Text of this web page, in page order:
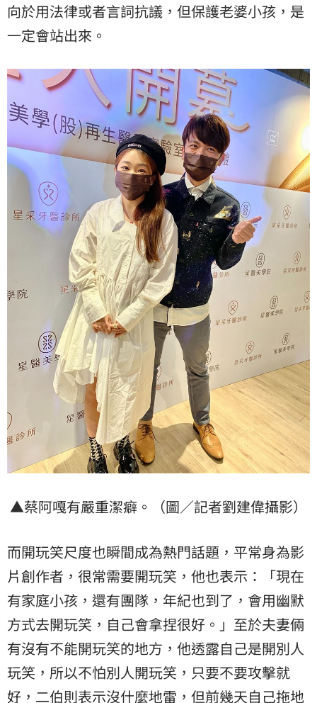
向於用法律或者言詞抗議，但保護老婆小孩，是
一定會站出來。
▲蔡阿嘎有嚴重潔癖。（圖／記者劉建偉攝影）
而開玩笑尺度也瞬間成為熱門話題，平常身為影
片創作者，很常需要開玩笑，他也表示：「現在
有家庭小孩，還有團隊，年紀也到了，會用幽默
方式去開玩笑，自己會拿捏很好。」至於夫妻倆
有沒有不能開玩笑的地方，他透露自己是開別人
玩笑，所以不怕別人開玩笑，只要不要攻擊就
好，二伯則表示沒什麼地雷，但前幾天自己拖地